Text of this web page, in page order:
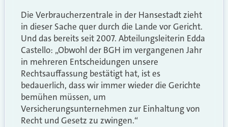
Die Verbraucherzentrale in der Hansestadt zieht
in dieser Sache quer durch die Lande vor Gericht.
Und das bereits seit 2007. Abteilungsleiterin Edda
Castello: „Obwohl der BGH im vergangenen Jahr
in mehreren Entscheidungen unsere
Rechtsauffassung bestätigt hat, ist es
bedauerlich, dass wir immer wieder die Gerichte
bemühen müssen, um
Versicherungsunternehmen zur Einhaltung von
Recht und Gesetz zu zwingen.“